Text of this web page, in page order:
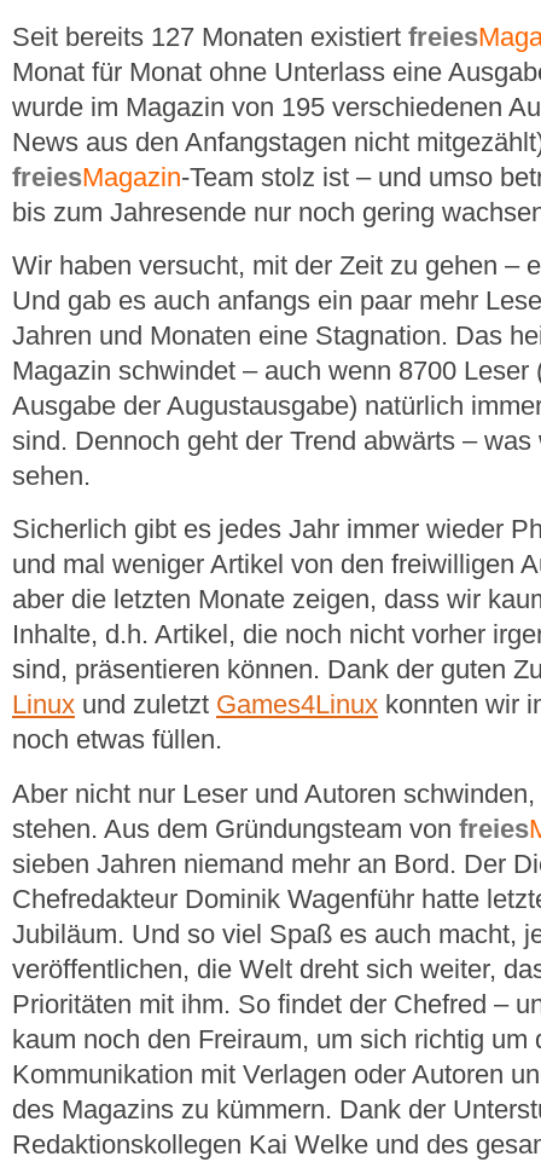
Seit bereits 127 Monaten existiert freies
Monat für Monat ohne Unterlass eine
wurde im Magazin von 195 verschiedenen
News aus den Anfangstagen nicht
freiesMagazin-Team stolz ist – und umso
bis zum Jahresende nur noch gering
Wir haben versucht, mit der Zeit zu gehen –
Und gab es auch anfangs ein paar mehr
Jahren und Monaten eine Stagnation. Das
Magazin schwindet – auch wenn 8700
Ausgabe der Augustausgabe) natürlich
sind. Dennoch geht der Trend abwärts –
sehen.
Sicherlich gibt es jedes Jahr immer wieder
und mal weniger Artikel von den freiwilligen
aber die letzten Monate zeigen, dass wir
Inhalte, d.h. Artikel, die noch nicht vorher
sind, präsentieren können. Dank der guten
Linux und zuletzt Games4Linux konnten wir
noch etwas füllen.
Aber nicht nur Leser und Autoren
stehen. Aus dem Gründungsteam von freies
sieben Jahren niemand mehr an Bord. Der
Chefredakteur Dominik Wagenführ hatte
Jubiläum. Und so viel Spaß es auch macht,
veröffentlichen, die Welt dreht sich weiter,
Prioritäten mit ihm. So findet der Chefred –
kaum noch den Freiraum, um sich richtig um
Kommunikation mit Verlagen oder Autoren
des Magazins zu kümmern. Dank der
Redaktionskollegen Kai Welke und des